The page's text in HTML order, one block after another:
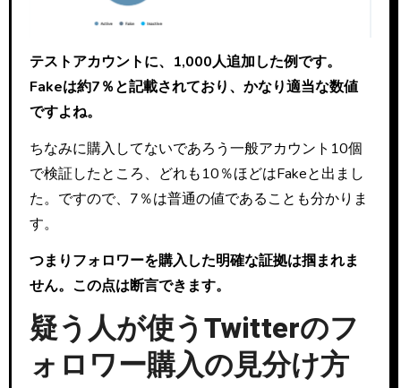
テストアカウントに、1,000人追加した例です。
Fakeは約7％と記載されており、かなり適当な数値
ですよね。
ちなみに購入してないであろう一般アカウント10個
で検証したところ、どれも10％ほどはFakeと出まし
た。ですので、7％は普通の値であることも分かりま
す。
つまりフォロワーを購入した明確な証拠は掴まれま
せん。この点は断言できます。
疑う人が使うTwitterのフ
ォロワー購入の見分け方